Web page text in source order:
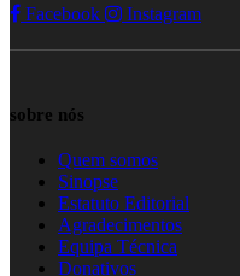
Facebook Instagram
sobre nós
Quem somos
Sinopse
Estatuto Editorial
Agradecimentos
Equipa Técnica
Donativos